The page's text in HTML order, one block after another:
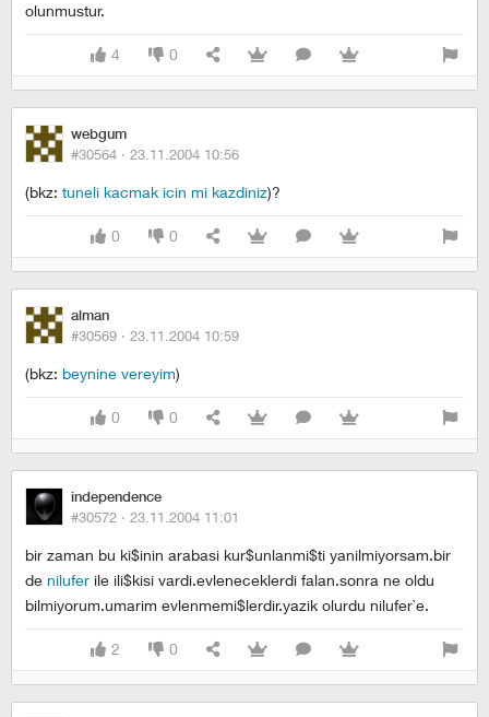
olunmustur.
4 0
webgum
#30564 · 23.11.2004 10:56
(bkz: tuneli kacmak icin mi kazdiniz)?
0 0
alman
#30569 · 23.11.2004 10:59
(bkz: beynine vereyim)
0 0
independence
#30572 · 23.11.2004 11:01
bir zaman bu ki$inin arabasi kur$unlanmi$ti yanilmiyorsam.bir
de nilufer ile ili$kisi vardi.evleneceklerdi falan.sonra ne oldu
bilmiyorum.umarim evlenmemi$lerdir.yazik olurdu nilufer`e.
2 0